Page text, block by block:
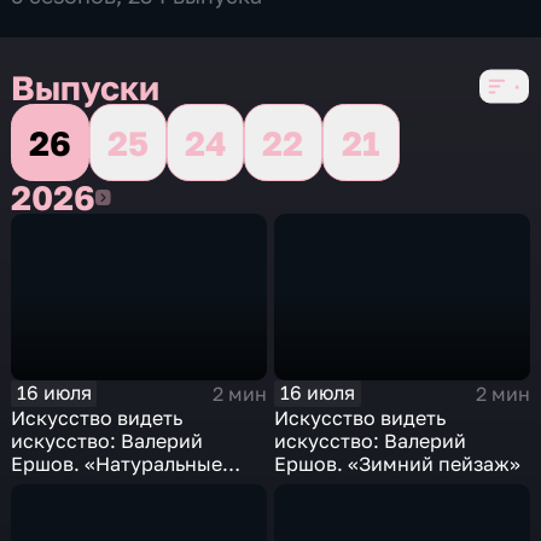
Выпуски
26
25 24 22
21
20262026
16 июля
2 мин
Искусство видеть
искусство: Валерий
Ершов. «Натуральные
16 июля
2 мин
Искусство видеть
искусство: Валерий
Ершов. «Зимний пейзаж»